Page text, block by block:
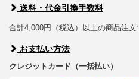
送料・代金引換手数料
合計4,000円（税込）以上の商品注文
お支払い方法
クレジットカード（一括払い）